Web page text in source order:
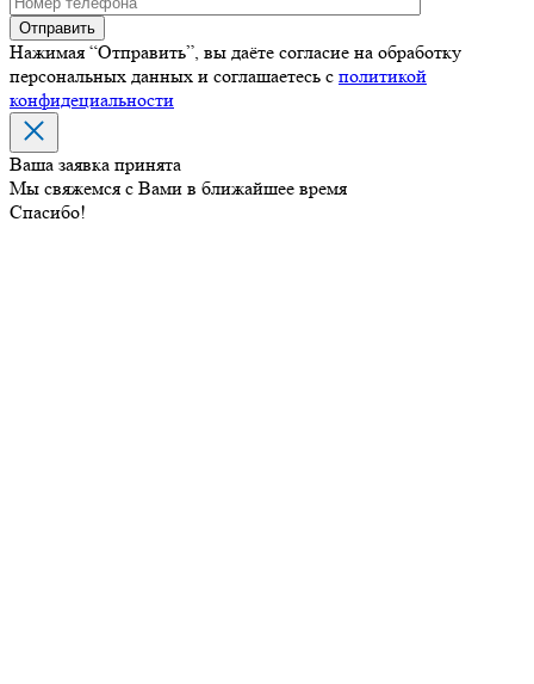
Нажимая “Отправить”, вы даёте согласие на обработку
персональных данных и соглашаетесь с политикой
конфидециальности
Ваша заявка принята
Мы свяжемся с Вами в ближайшее время
Спасибо!